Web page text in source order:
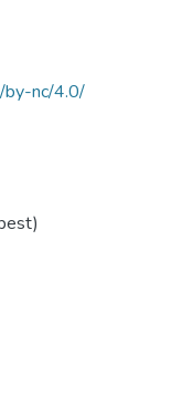
by-nc/4.0/